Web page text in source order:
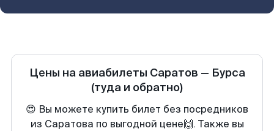
Цены на авиабилеты Саратов — Бурса
(туда и обратно)
😍 Вы можете купить билет без посредников
из Саратова по выгодной цене🙌. Также вы